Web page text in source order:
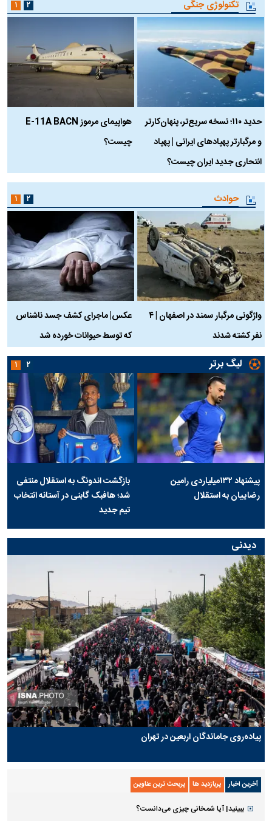
تکنولوژی جنگی
حدید ۱۱۰؛ نسخه سریع‌تر، پنهان‌کارتر
و مرگبارتر پهپادهای ایرانی | پهپاد
انتحاری جدید ایران چیست؟
هواپیمای مرموز E-11A BACN
چیست؟
۱ ۲
حوادث
واژگونی مرگبار سمند در اصفهان | ۴
نفر کشته شدند
عکس| ماجرای کشف جسد ناشناس
که توسط حیوانات خورده شد
۱ ۲
لیگ برتر
پیشنهاد ۱۳۲میلیاردی رامین
رضاییان به استقلال
بازگشت اندونگ به استقلال منتفی
شد؛ هافبک گابنی در آستانه انتخاب
تیم جدید
۱ ۲
دیدنی
پیاده‌روی جاماندگان اربعین در تهران
آخرین اخبار پربازدید ها پربحث ترین عناوین
ببینید| آیا شمخانی چیزی می‌دانست؟